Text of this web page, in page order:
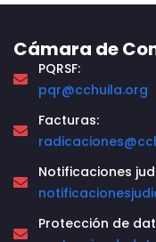
Cámara de
PQRSF:
pqr@cchuila.org
Facturas:
Notificaciones
Protección de